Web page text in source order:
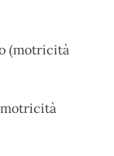
(motricità